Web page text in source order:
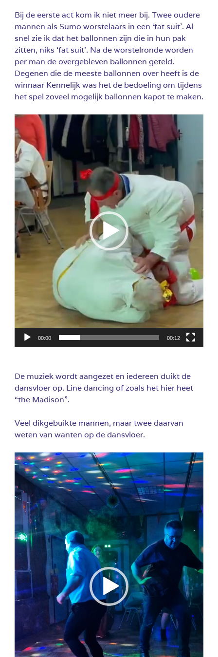
Bij de eerste act kom ik niet meer bij. Twee oudere
mannen als Sumo worstelaars in een ‘fat suit’. Al
snel zie ik dat het ballonnen zijn die in hun pak
zitten, niks ‘fat suit’. Na de worstelronde worden
per man de overgebleven ballonnen geteld.
Degenen die de meeste ballonnen over heeft is de
winnaar Kennelijk was het de bedoeling om tijdens
het spel zoveel mogelijk ballonnen kapot te maken.
Videospeler
00:00 00:12
De muziek wordt aangezet en iedereen duikt de
dansvloer op. Line dancing of zoals het hier heet
“the Madison”.
Veel dikgebuikte mannen, maar twee daarvan
weten van wanten op de dansvloer.
Videospeler